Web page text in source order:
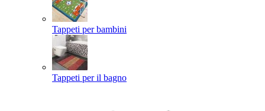
Tappeti per bambini
Tappeti per il bagno